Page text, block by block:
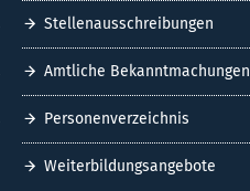
Stellenausschreibungen
Amtliche Bekanntmachungen
Personenverzeichnis
Weiterbildungsangebote